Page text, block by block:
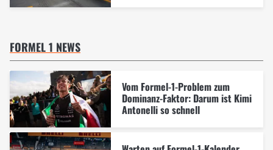
FORMEL 1 NEWS
Vom Formel-1-Problem zum
Dominanz-Faktor: Darum ist Kimi
Antonelli so schnell